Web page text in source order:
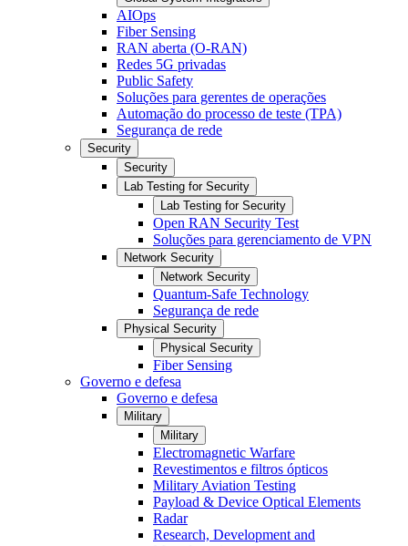
AIOps
Fiber Sensing
RAN aberta (O-RAN)
Redes 5G privadas
Public Safety
Soluções para gerentes de operações
Automação do processo de teste (TPA)
Segurança de rede
Security
Security
Lab Testing for Security
Lab Testing for Security
Open RAN Security Test
Soluções para gerenciamento de VPN
Network Security
Network Security
Quantum-Safe Technology
Segurança de rede
Physical Security
Physical Security
Fiber Sensing
Governo e defesa
Governo e defesa
Military
Military
Electromagnetic Warfare
Revestimentos e filtros ópticos
Military Aviation Testing
Payload & Device Optical Elements
Radar
Research, Development and